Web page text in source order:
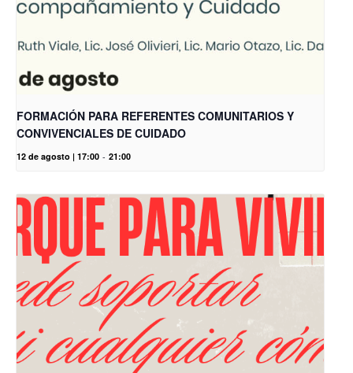
FORMACIÓN PARA REFERENTES COMUNITARIOS Y
CONVIVENCIALES DE CUIDADO
12 de agosto | 17:00 - 21:00